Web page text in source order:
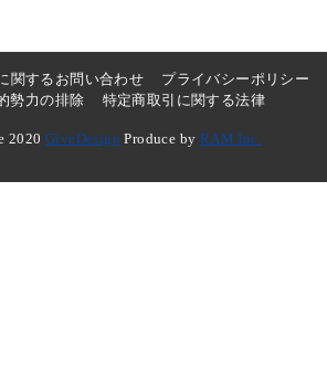
関するお問い合わせ
プライバシーポリシー
勢力の排除
特定商取引に関する法律
2020 GiveDesign Produce by RAM Inc.